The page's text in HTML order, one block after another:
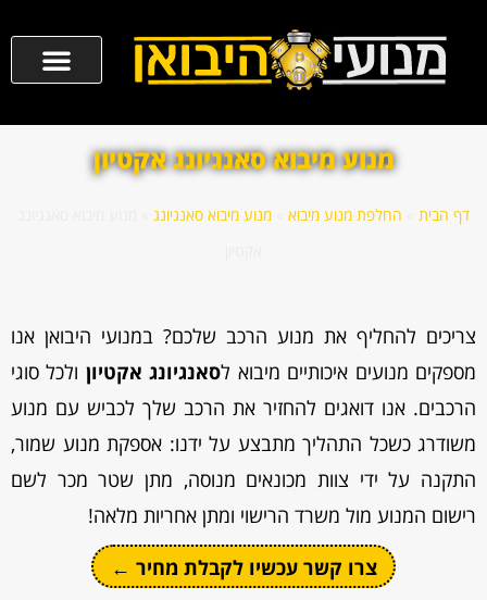
מנוע מיבוא סאנגיונג אקטיון
דף הבית החלפת מנוע מיבוא »מנוע מיבוא סאנגיונג
צריכים להחליף את מנוע הרכב שלכם? במנועי היבואן אנו
מספקים מנועים איכותיים מיבוא לסאנגיונג אקטיון ולכל סוגי
הרכבים. אנו דואגים להחזיר את הרכב שלך לכביש עם מנוע
משודרג כשכל התהליך מתבצע על ידנו: אספקת מנוע שמור,
התקנה על ידי צוות מכונאים מנוסה, מתן שטר מכר לשם
רישום המנוע מול משרד הרישוי ומתן אחריות מלאה!
צרו קשר עכשיו לקבלת מחיר ←